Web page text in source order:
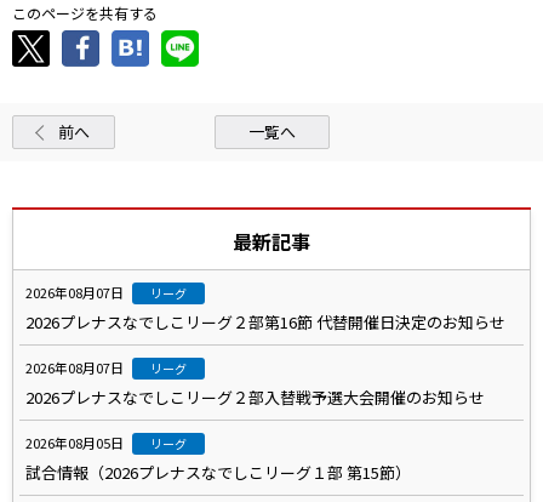
このページを共有する
前へ 一覧へ
最新記事
2026年08月07日 リーグ
2026プレナスなでしこリーグ２部第16節 代替開催日決定のお知らせ
2026年08月07日 リーグ
2026プレナスなでしこリーグ２部入替戦予選大会開催のお知らせ
2026年08月05日 リーグ
試合情報（2026プレナスなでしこリーグ１部 第15節）